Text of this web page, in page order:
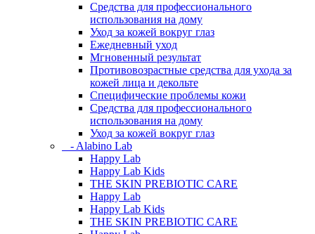
Средства для профессионального
использования на дому
Уход за кожей вокруг глаз
Ежедневный уход
Мгновенный результат
Противовозрастные средства для ухода за
кожей лица и декольте
Специфические проблемы кожи
Средства для профессионального
использования на дому
Уход за кожей вокруг глаз
- Alabino Lab
Happy Lab
Happy Lab Kids
THE SKIN PREBIOTIC CARE
Happy Lab
Happy Lab Kids
THE SKIN PREBIOTIC CARE